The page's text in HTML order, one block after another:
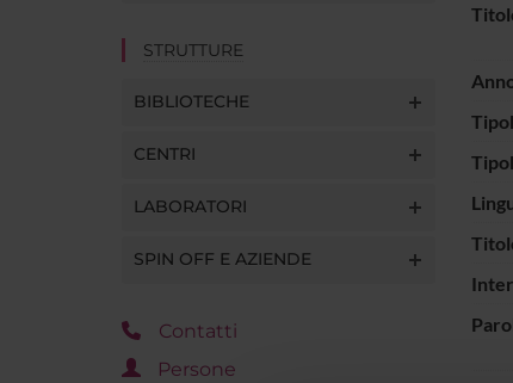
STRUTTURE
BIBLIOTECHE
CENTRI
LABORATORI
SPIN OFF E AZIENDE
Contatti
Persone